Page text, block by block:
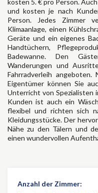
kosten 5. € pro Person.
und kosten je nach
Person. Jedes Zimmer
Klimaanlage, einen
Geräte und ein eigenes
Handtüchern,
Badewanne. Den
Wanderungen und
Fahrradverleih
Eigentümer können Sie
Unterricht von Spezialisten
Kunden ist auch ein
flexibel und richten sich
Kleidungsstücke. Der
Nähe zu den Tälern und
einen wundervollen
Anzahl der Zimmer: